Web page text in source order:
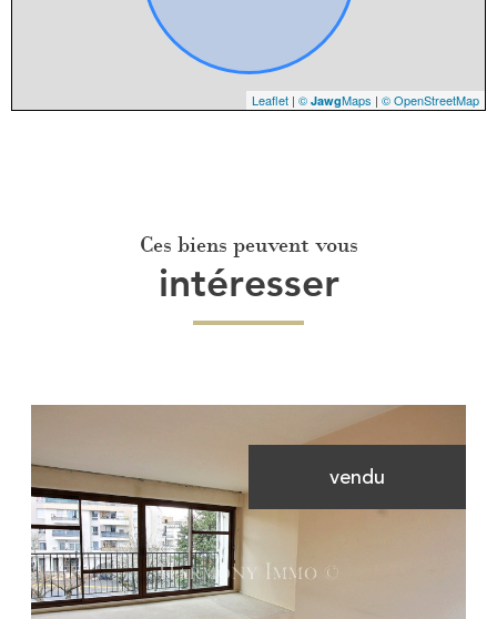
Leaflet | © JawgMaps | © OpenStreetMap
Ces biens peuvent vous
intéresser
vendu
Voir le bien